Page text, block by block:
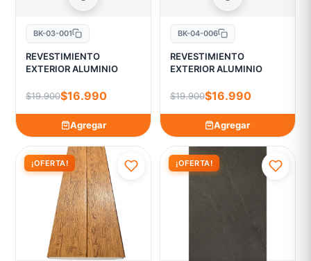
BK-03-001
REVESTIMIENTO
EXTERIOR ALUMINIO
$19.900$16.990
Agregar
BK-04-006
REVESTIMIENTO
EXTERIOR ALUMINIO
$19.900$16.990
Agregar
¡OFERTA! ¡OFERTA!